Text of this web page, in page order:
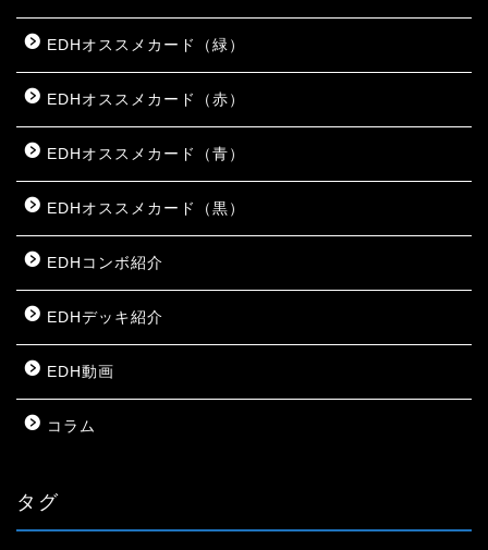
EDHオススメカード（緑）
EDHオススメカード（赤）
EDHオススメカード（青）
EDHオススメカード（黒）
EDHコンボ紹介
EDHデッキ紹介
EDH動画
コラム
タグ